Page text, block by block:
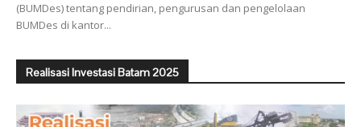
(BUMDes) tentang pendirian, pengurusan dan pengelolaan
BUMDes di kantor...
Realisasi Investasi Batam 2025